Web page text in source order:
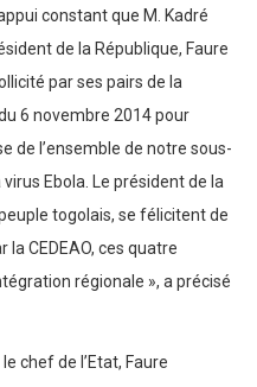
constant que M. Kadré
de la République, Faure
par ses pairs de la
6 novembre 2014 pour
de l’ensemble de notre sous-
Ebola. Le président de la
togolais, se félicitent de
la CEDEAO, ces quatre
régionale », a précisé
chef de l’Etat, Faure